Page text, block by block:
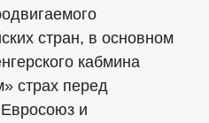
стран, в основном
кабмина
страх перед
и